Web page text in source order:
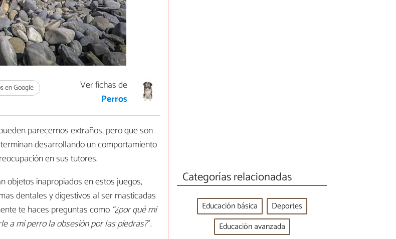
en Google
Ver fichas de
Perros
parecernos extraños, pero que son
desarrollando un comportamiento
en sus tutores.
objetos inapropiados en estos juegos,
dentales y digestivos al ser masticadas
te haces preguntas como “¿por qué mi
a mi perro la obsesión por las piedras?”.
Categorías relacionadas
Educación básica
Deportes
Educación avanzada